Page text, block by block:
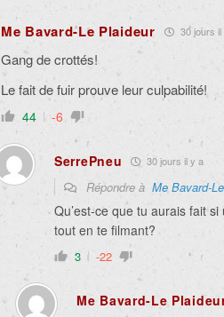
Me Bavard-Le Plaideur 30 jours il
Gang de crottés!
Le fait de fuir prouve leur culpabilité!
44 -6
SerrePneu 30 jours il y a
Répondre à Me Bavard-
Qu’est-ce que tu aurais fait
tout en te filmant?
3 -22
Me Bavard-Le